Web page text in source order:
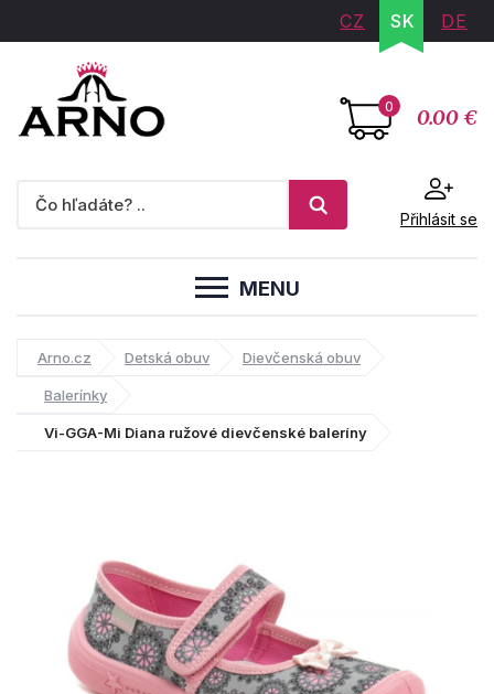
CZ SK DE
0 0.00 €
Přihlásit se
MENU
Arno.cz Detská obuv Dievčenská obuv
Balerínky
Vi-GGA-Mi Diana ružové dievčenské baleríny